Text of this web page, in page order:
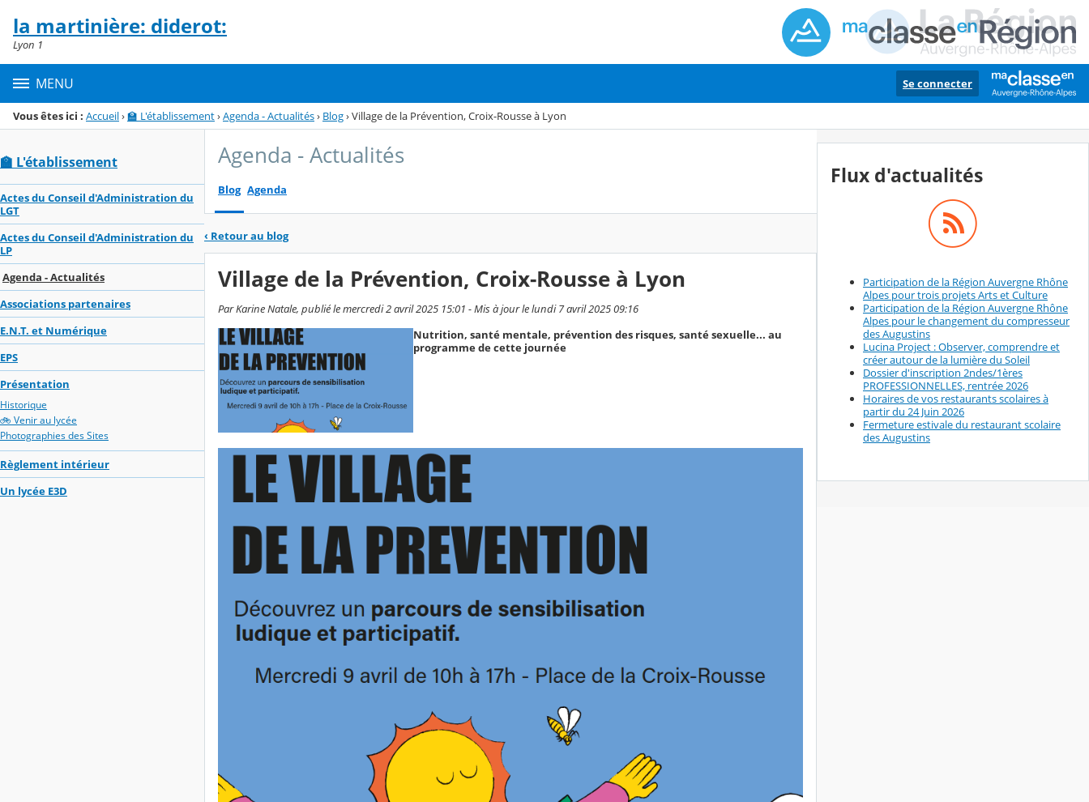
Menu de la rubrique
Contenu
la martinière: diderot:
Lyon 1
MENU Se connecter
Vous êtes ici : Accueil›🏫 L'établissement›Agenda - Actualités› Blog›Village de la Prévention, Croix-Rousse à Lyon
🏫 L'établissement
Actes du Conseil d'Administration du
LGT
Actes du Conseil d'Administration du
LP
Agenda - Actualités
Associations partenaires
E.N.T. et Numérique
EPS
Présentation
Historique
🚲 Venir au lycée
Photographies des Sites
Règlement intérieur
Un lycée E3D
Agenda - Actualités
Blog Agenda
‹ Retour au blog
Village de la Prévention, Croix-Rousse à Lyon
Par Karine Natale, publié le mercredi 2 avril 2025 15:01 - Mis à jour le lundi 7 avril 2025 09:16
Nutrition, santé mentale, prévention des risques, santé sexuelle... au
programme de cette journée
Flux d'actualités
Participation de la Région Auvergne Rhône
Alpes pour trois projets Arts et Culture
Participation de la Région Auvergne Rhône
Alpes pour le changement du compresseur
des Augustins
Lucina Project : Observer, comprendre et
créer autour de la lumière du Soleil
Dossier d'inscription 2ndes/1ères
PROFESSIONNELLES, rentrée 2026
Horaires de vos restaurants scolaires à
partir du 24 Juin 2026
Fermeture estivale du restaurant scolaire
des Augustins